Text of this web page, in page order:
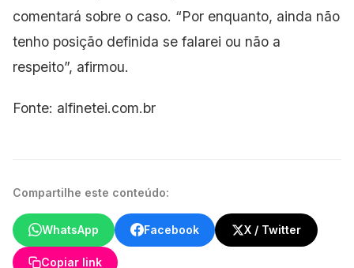
comentará sobre o caso. “Por enquanto, ainda não
tenho posição definida se falarei ou não a
respeito”, afirmou.
Fonte: alfinetei.com.br
Compartilhe este conteúdo:
WhatsApp Facebook X / Twitter
Copiar link